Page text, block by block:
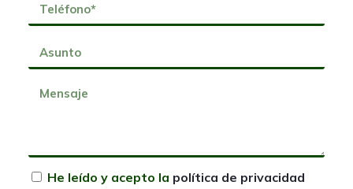
He leído y acepto la política de privacidad